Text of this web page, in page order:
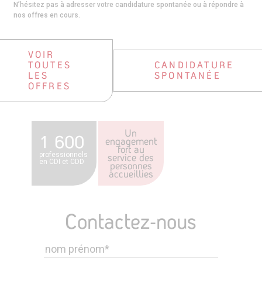
N’hésitez pas à adresser votre candidature spontanée ou à répondre à
nos offres en cours.
VOIR
TOUTES
LES
OFFRES
CANDIDATURE
SPONTANÉE
1 600
professionnels
en CDI et CDD
Un
engagement
fort au
service des
personnes
accueillies
Contactez-nous